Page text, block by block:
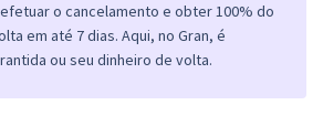
o cancelamento e obter 100% do
em até 7 dias. Aqui, no Gran, é
ou seu dinheiro de volta.